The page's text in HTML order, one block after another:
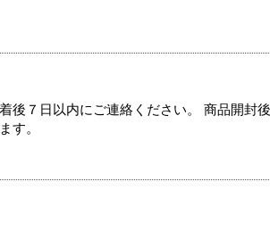
後７日以内にご連絡ください。 商品開封
す。